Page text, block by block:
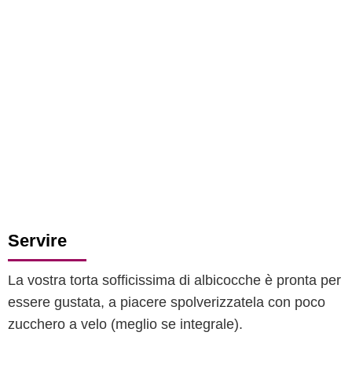
Servire
La vostra torta sofficissima di albicocche è pronta per
essere gustata, a piacere spolverizzatela con poco
zucchero a velo (meglio se integrale).